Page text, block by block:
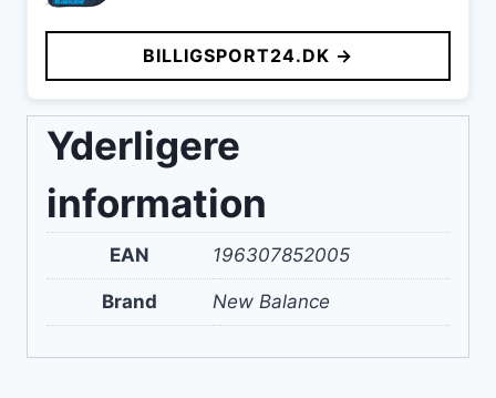
BILLIGSPORT24.DK →
Yderligere
information
EAN 196307852005
Brand New Balance